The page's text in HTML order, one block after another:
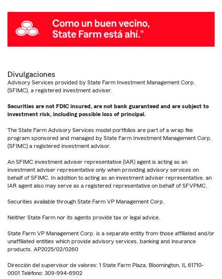
Divulgaciones
Advisory Services provided by State Farm Investment Management Corp.
(SFIMC), a registered investment adviser.
Securities are not FDIC insured, are not bank guaranteed and are subject to
investment risk, including possible loss of principal.
The State Farm Advisory Services model portfolios are part of a wrap fee
program sponsored and managed by State Farm Investment Management Corp.
(SFIMC) a registered investment advisor.
An SFIMC investment adviser representative (IAR) agent is acting as an
investment adviser representative only when providing advisory services on
behalf of SFIMC. In addition to acting as an investment adviser representative, an
IAR agent also may serve as a registered representative on behalf of SFVPMC.
Securities available through State Farm VP Management Corp.
Neither State Farm nor its agents provide tax or legal advice.
State Farm VP Management Corp. is a separate entity from those affiliated and/or
unaffiliated entities which provide advisory services, banking and insurance
products. AP2025/02/0260
Dirección del supervisor de valores: 1 State Farm Plaza, Bloomington, IL 61710-
0001 Teléfono: 309-994-6902